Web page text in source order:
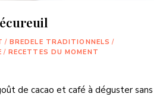
/ BREDELE TRADITIONNELS /
/ RECETTES DU MOMENT
de cacao et café à déguster sans